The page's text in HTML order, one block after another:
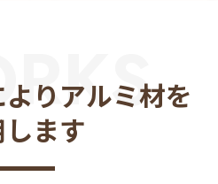
りアルミ材を
ます